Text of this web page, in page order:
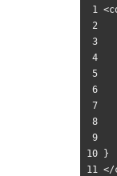
1
2
3
4
5
6
7
8
9
10 }